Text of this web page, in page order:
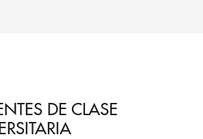
DE CLASE